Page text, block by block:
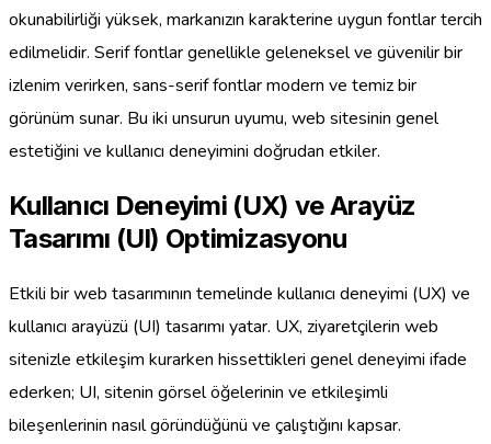
okunabilirliği yüksek, markanızın karakterine uygun fontlar tercih
edilmelidir. Serif fontlar genellikle geleneksel ve güvenilir bir
izlenim verirken, sans-serif fontlar modern ve temiz bir
görünüm sunar. Bu iki unsurun uyumu, web sitesinin genel
estetiğini ve kullanıcı deneyimini doğrudan etkiler.
Kullanıcı Deneyimi (UX) ve Arayüz
Tasarımı (UI) Optimizasyonu
Etkili bir web tasarımının temelinde kullanıcı deneyimi (UX) ve
kullanıcı arayüzü (UI) tasarımı yatar. UX, ziyaretçilerin web
sitenizle etkileşim kurarken hissettikleri genel deneyimi ifade
ederken; UI, sitenin görsel öğelerinin ve etkileşimli
bileşenlerinin nasıl göründüğünü ve çalıştığını kapsar.